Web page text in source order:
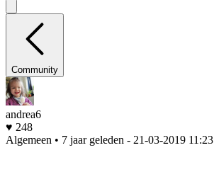
Community
andrea6
♥ 248
Algemeen • 7 jaar geleden - 21-03-2019 11:23